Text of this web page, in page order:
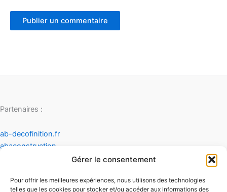
Gérer le consentement
Pour offrir les meilleures expériences, nous utilisons des technologies
telles que les cookies pour stocker et/ou accéder aux informations des
Partenaires :
ab-decofinition.fr
abaconstruction
infinideco